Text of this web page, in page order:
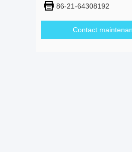
86-21-64308192
Contact